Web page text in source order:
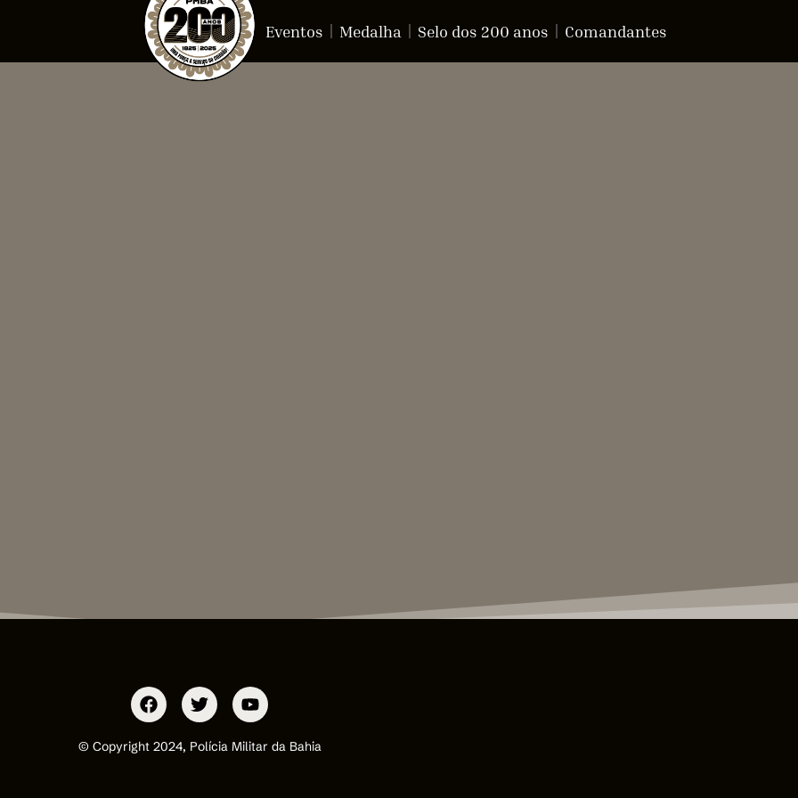
Eventos Medalha Selo dos 200 anos Comandantes
© Copyright 2024, Polícia Militar da Bahia